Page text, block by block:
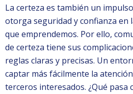
La certeza es también un
otorga seguridad y confianza en
que emprendemos. Por ello,
de certeza tiene sus
reglas claras y precisas. Un
captar más fácilmente la
terceros interesados. ¿Qué pasa